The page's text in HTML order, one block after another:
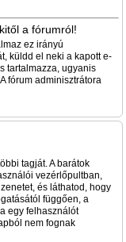
a fórumról!
ez irányú
küldd el neki a kapott e-
tartalmazza, ugyanis
fórum adminisztrátora
tagját. A barátok
vezérlőpultban,
és láthatod, hogy
függően, a
egy felhasználót
nem fognak